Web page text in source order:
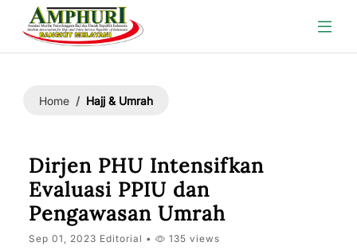
Home Hajj & Umrah
Dirjen PHU Intensifkan
Evaluasi PPIU dan
Pengawasan Umrah
Sep 01, 2023 Editorial • 135 views